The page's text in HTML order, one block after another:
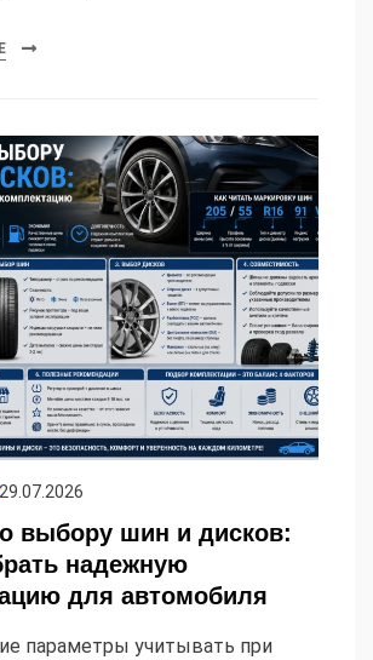
29.07.2026
выбору шин и дисков:
надежную
для автомобиля
параметры учитывать при